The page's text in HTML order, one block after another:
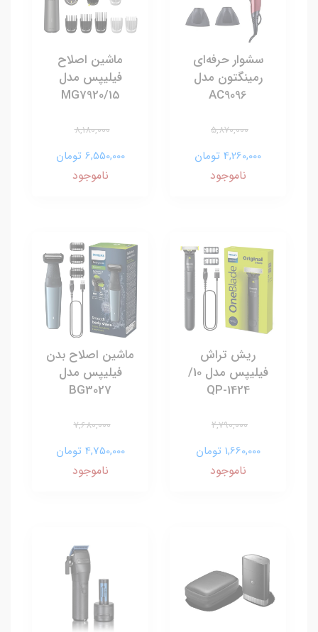
سشوار حرفه‌ای
رمینگتون مدل
AC9096
5,870,000
4,260,000 تومان
ناموجود
ماشین اصلاح
فیلیپس مدل
15/MG7920
8,180,000
6,550,000 تومان
ناموجود
ریش تراش
فیلیپس مدل 10/
QP-1424
2,790,000
1,660,000 تومان
ناموجود
ماشین اصلاح بدن
فیلیپس مدل
BG3027
7,680,000
4,750,000 تومان
ناموجود